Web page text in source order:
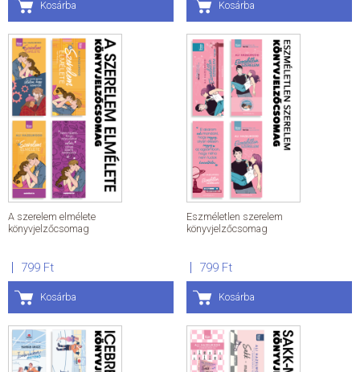
Kosárba Kosárba
A szerelem elmélete
könyvjelzőcsomag
799 Ft
Kosárba
Eszméletlen szerelem
könyvjelzőcsomag
799 Ft
Kosárba